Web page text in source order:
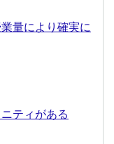
量により確実に
ティがある